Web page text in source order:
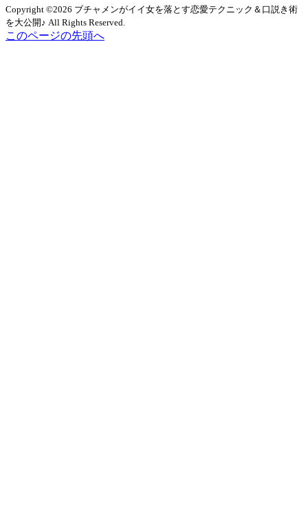
Copyright ©2026 ブチャメンがイイ女を落とす恋愛テクニック＆口説き術
を大公開♪ All Rights Reserved.
このページの先頭へ